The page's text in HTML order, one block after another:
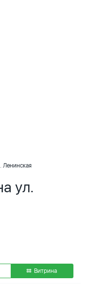
Ленинская
ул.
Витрина